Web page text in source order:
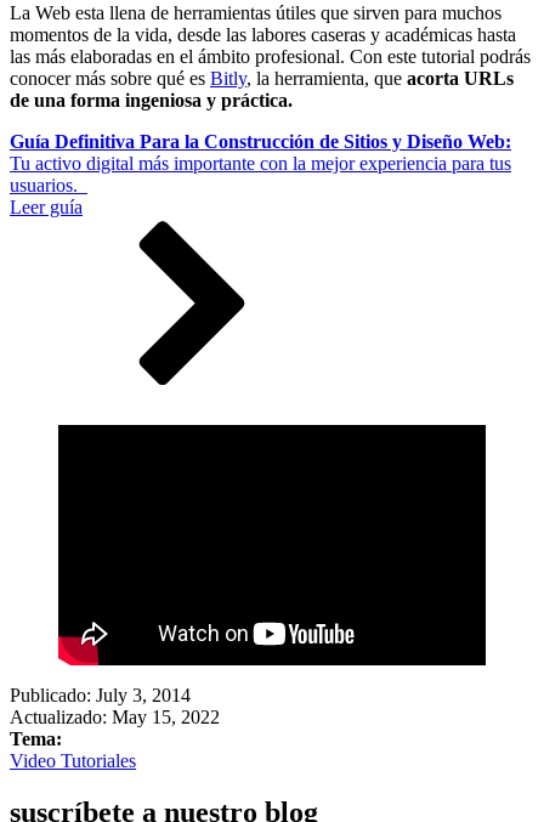
La Web esta llena de herramientas útiles que sirven para muchos
momentos de la vida, desde las labores caseras y académicas hasta
las más elaboradas en el ámbito profesional. Con este tutorial podrás
conocer más sobre qué es Bitly, la herramienta, que acorta URLs
de una forma ingeniosa y práctica.
Guía Definitiva Para la Construcción de Sitios y Diseño Web:
Tu activo digital más importante con la mejor experiencia para tus
usuarios.
Leer guía
Publicado: July 3, 2014
Actualizado: May 15, 2022
Tema:
Video Tutoriales
suscríbete a nuestro blog